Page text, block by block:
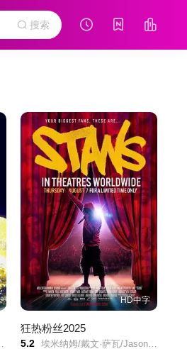
搜索
HD中字
狂热粉丝2025
5.2 埃米纳姆/戴文·萨瓦/Jason Clay/